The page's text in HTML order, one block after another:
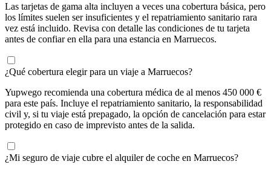
Las tarjetas de gama alta incluyen a veces una cobertura básica, pero
los límites suelen ser insuficientes y el repatriamiento sanitario rara
vez está incluido. Revisa con detalle las condiciones de tu tarjeta
antes de confiar en ella para una estancia en Marruecos.
¿Qué cobertura elegir para un viaje a Marruecos?
Yupwego recomienda una cobertura médica de al menos 450 000 €
para este país. Incluye el repatriamiento sanitario, la responsabilidad
civil y, si tu viaje está prepagado, la opción de cancelación para estar
protegido en caso de imprevisto antes de la salida.
¿Mi seguro de viaje cubre el alquiler de coche en Marruecos?